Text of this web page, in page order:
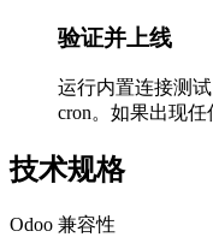
验证并上线
运行内置连接测
cron。如果出现任
技术规格
Odoo 兼容性